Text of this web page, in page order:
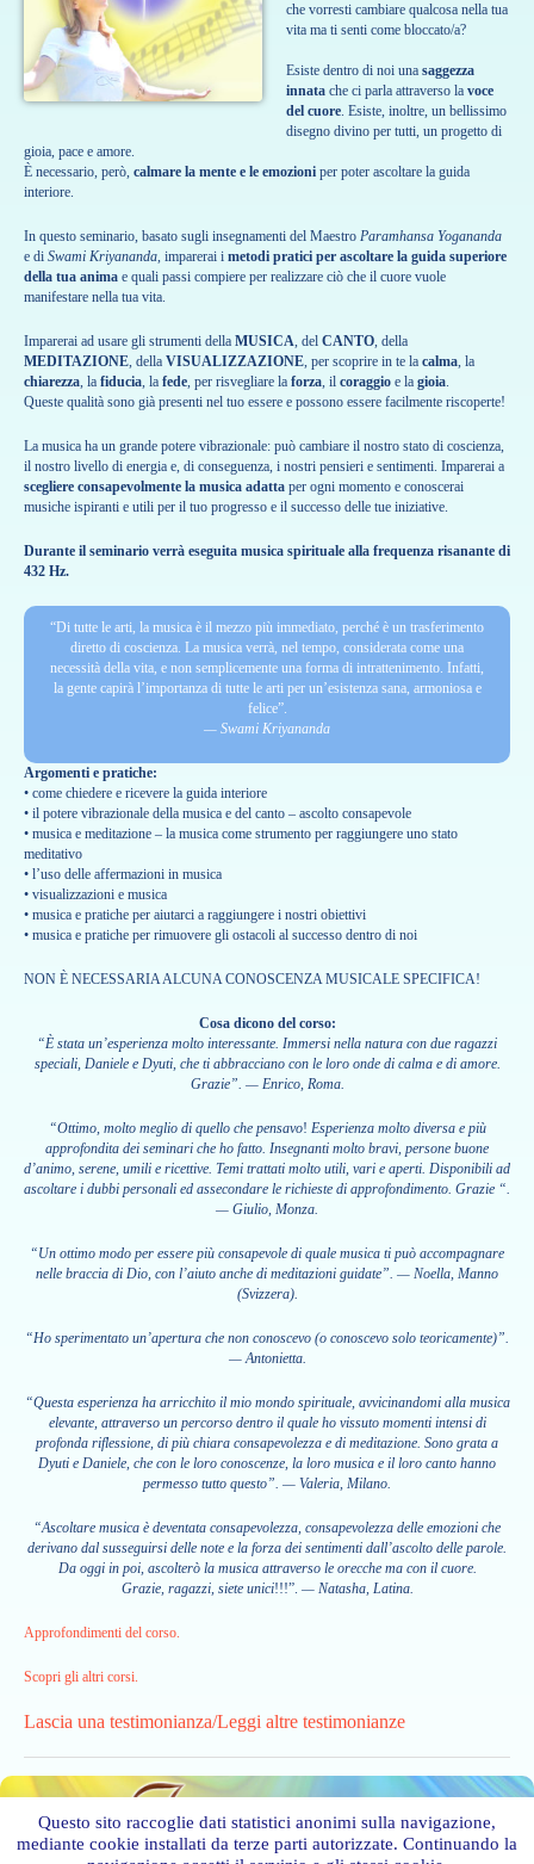
che vorresti cambiare qualcosa nella tua
vita ma ti senti come bloccato/a?
Esiste dentro di noi una saggezza
innata che ci parla attraverso la voce
del cuore. Esiste, inoltre, un bellissimo
disegno divino per tutti, un progetto di
gioia, pace e amore.
È necessario, però, calmare la mente e le emozioni per poter ascoltare la guida
interiore.
In questo seminario, basato sugli insegnamenti del Maestro Paramhansa Yogananda
e di Swami Kriyananda, imparerai i metodi pratici per ascoltare la guida superiore
della tua anima e quali passi compiere per realizzare ciò che il cuore vuole
manifestare nella tua vita.
Imparerai ad usare gli strumenti della MUSICA, del CANTO, della
MEDITAZIONE, della VISUALIZZAZIONE, per scoprire in te la calma, la
chiarezza, la fiducia, la fede, per risvegliare la forza, il coraggio e la gioia.
Queste qualità sono già presenti nel tuo essere e possono essere facilmente riscoperte!
La musica ha un grande potere vibrazionale: può cambiare il nostro stato di coscienza,
il nostro livello di energia e, di conseguenza, i nostri pensieri e sentimenti. Imparerai a
scegliere consapevolmente la musica adatta per ogni momento e conoscerai
musiche ispiranti e utili per il tuo progresso e il successo delle tue iniziative.
Durante il seminario verrà eseguita musica spirituale alla frequenza risanante di
432 Hz.
“Di tutte le arti, la musica è il mezzo più immediato, perché è un trasferimento
diretto di coscienza. La musica verrà, nel tempo, considerata come una
necessità della vita, e non semplicemente una forma di intrattenimento. Infatti,
la gente capirà l’importanza di tutte le arti per un’esistenza sana, armoniosa e
felice”.
— Swami Kriyananda
Argomenti e pratiche:
• come chiedere e ricevere la guida interiore
• il potere vibrazionale della musica e del canto – ascolto consapevole
• musica e meditazione – la musica come strumento per raggiungere uno stato
meditativo
• l’uso delle affermazioni in musica
• visualizzazioni e musica
• musica e pratiche per aiutarci a raggiungere i nostri obiettivi
• musica e pratiche per rimuovere gli ostacoli al successo dentro di noi
NON È NECESSARIA ALCUNA CONOSCENZA MUSICALE SPECIFICA!
Cosa dicono del corso:
“È stata un’esperienza molto interessante. Immersi nella natura con due ragazzi
speciali, Daniele e Dyuti, che ti abbracciano con le loro onde di calma e di amore.
Grazie”. — Enrico, Roma.
“Ottimo, molto meglio di quello che pensavo! Esperienza molto diversa e più
approfondita dei seminari che ho fatto. Insegnanti molto bravi, persone buone
d’animo, serene, umili e ricettive. Temi trattati molto utili, vari e aperti. Disponibili ad
ascoltare i dubbi personali ed assecondare le richieste di approfondimento. Grazie “.
— Giulio, Monza.
“Un ottimo modo per essere più consapevole di quale musica ti può accompagnare
nelle braccia di Dio, con l’aiuto anche di meditazioni guidate”. — Noella, Manno
(Svizzera).
“Ho sperimentato un’apertura che non conoscevo (o conoscevo solo teoricamente)”.
— Antonietta.
“Questa esperienza ha arricchito il mio mondo spirituale, avvicinandomi alla musica
elevante, attraverso un percorso dentro il quale ho vissuto momenti intensi di
profonda riflessione, di più chiara consapevolezza e di meditazione. Sono grata a
Dyuti e Daniele, che con le loro conoscenze, la loro musica e il loro canto hanno
permesso tutto questo”. — Valeria, Milano.
“Ascoltare musica è deventata consapevolezza, consapevolezza delle emozioni che
derivano dal susseguirsi delle note e la forza dei sentimenti dall’ascolto delle parole.
Da oggi in poi, ascolterò la musica attraverso le orecche ma con il cuore.
Grazie, ragazzi, siete unici!!!”. — Natasha, Latina.
Approfondimenti del corso.
Scopri gli altri corsi.
Lascia una testimonianza/Leggi altre testimonianze
Questo sito raccoglie dati statistici anonimi sulla navigazione,
mediante cookie installati da terze parti autorizzate. Continuando la